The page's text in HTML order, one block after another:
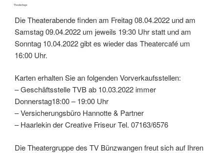
Theatertage
Die Theaterabende finden am Freitag 08.04.2022 und am
Samstag 09.04.2022 um jeweils 19:30 Uhr statt und am
Sonntag 10.04.2022 gibt es wieder das Theatercafé um
16:00 Uhr.
Karten erhalten Sie an folgenden Vorverkaufsstellen:
– Geschäftsstelle TVB ab 10.03.2022 immer
Donnerstag18:00 – 19:00 Uhr
– Versicherungsbüro Hannotte & Partner
– Haarlekin der Creative Friseur Tel. 07163/6576
Die Theatergruppe des TV Bünzwangen freut sich auf Ihren